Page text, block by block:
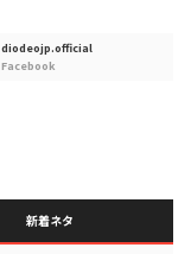
diodeojp.official
Facebook
新着ネタ